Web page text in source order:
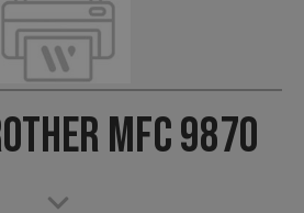
MFC 9870